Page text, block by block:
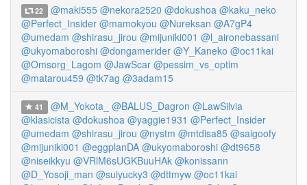
22 @maki555 @nekora2520 @dokushoa @kaku_neko
@Perfect_Insider @mamokyou @Nureksan @A7gP4
@umedam @shirasu_jirou @mijuniki001 @l_aironebassani
@ukyomaboroshi @dongamerider @Y_Kaneko @oc11kai
@Omsorg_Lagom @JawScar @pessim_vs_optim
@matarou459 @tk7ag @3adam15
41 @M_Yokota_ @BALUS_Dagron @LawSilvia
@klasicista @dokushoa @yaggie1931 @Perfect_Insider
@umedam @shirasu_jirou @nystm @mtdisa85 @saigoofy
@mijuniki001 @eggplanDA @ukyomaboroshi @dt9658
@niseikkyu @VRlM6sUGKBuuHAk @konissann
@D_Yosoji_man @suiyucky3 @dttmyw @oc11kai